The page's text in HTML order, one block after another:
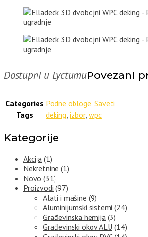
Dostupni u LyctumuPovezani
Categories Podne obloge Saveti
Tags
deking izbor, wpc
Kategorije
Akcija (1)
Nekretnine (1)
Novo (31)
Proizvodi (97)
Alati i mašine (9)
Aluminijumski sistemi (24)
Građevinska hemija (3)
Građevinski okov ALU (14)